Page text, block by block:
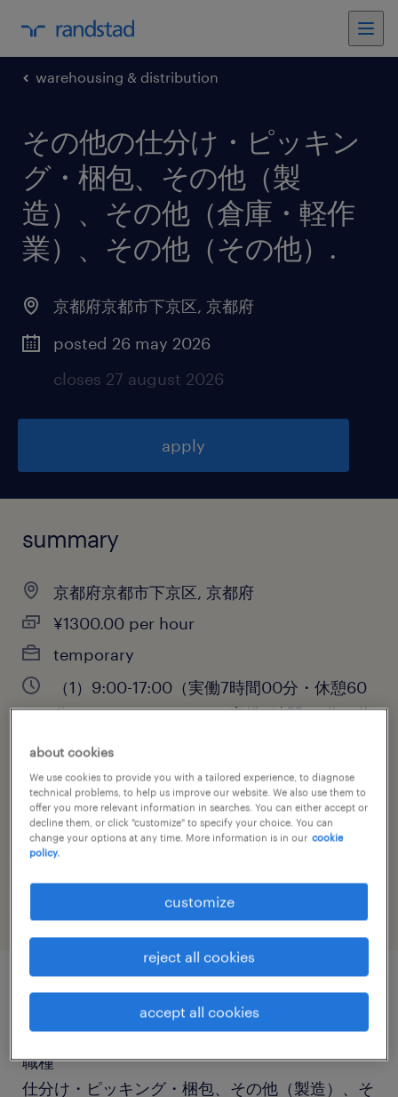
warehousing & distribution
その他の仕分け・ピッキン
グ・梱包、その他（製
造）、その他（倉庫・軽作
業）、その他（その他） .
京都府京都市下京区, 京都府
posted 26 may 2026
closes 27 august 2026
apply
summary
京都府京都市下京区, 京都府
¥1300.00 per hour
temporary
（1）9:00-17:00（実働7時間00分・休憩60
分）,（2）9:00-18:00（実働8時間00分・休
job category
職種
仕分け・ピッキング・梱包、その他（製造）、そ
about cookies
We use cookies to provide you with a tailored experience, to diagnose
technical problems, to help us improve our website. We also use them to
offer you more relevant information in searches. You can either accept or
decline them, or click "customize" to specify your choice. You can
change your options at any time. More information is in our cookie
policy.
customize
reject all cookies
accept all cookies